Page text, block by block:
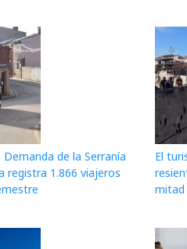
de la Serranía
registra 1.866 viajeros
El
mitad